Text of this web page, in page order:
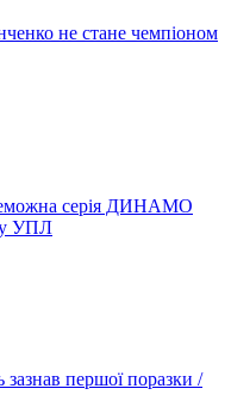
не стане чемпіоном
серія ДИНАМО
УПЛ
першої поразки /